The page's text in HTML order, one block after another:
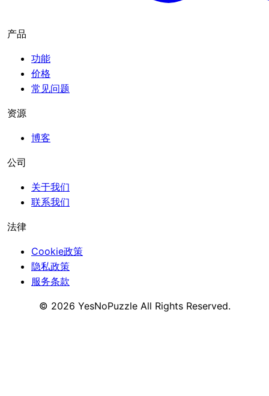
产品
功能
价格
常见问题
资源
博客
公司
关于我们
联系我们
法律
Cookie政策
隐私政策
服务条款
© 2026 YesNoPuzzleAll Rights Reserved.